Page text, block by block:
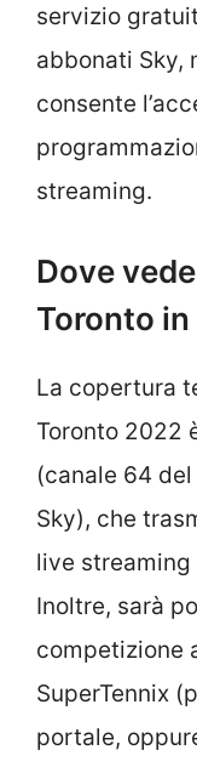
servizio
abbonati Sky,
consente
streaming.
Dove
Toronto
La copertura
Toronto 2022
(canale 64
Sky), che
live streaming
Inoltre, sarà
competizione
SuperTennix
portale,